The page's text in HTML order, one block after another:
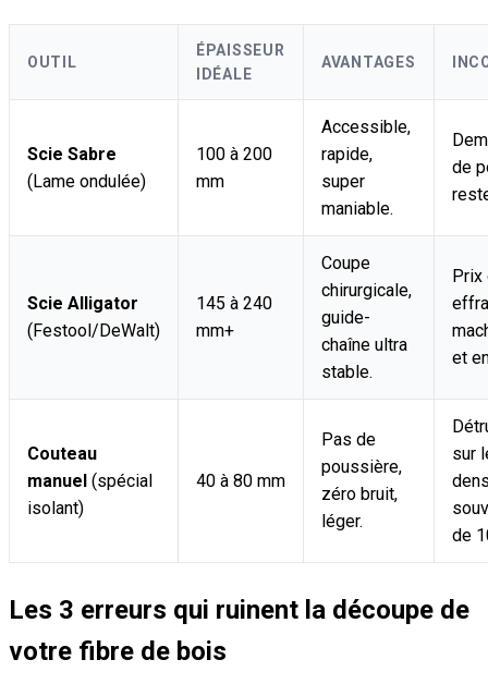
OUTIL
ÉPAISSEUR
IDÉALE
AVANTAGES
Scie Sabre
(Lame ondulée)
100 à 200
mm
Accessible,
rapide,
super
maniable.
de
Scie Alligator
(Festool/DeWalt)
145 à 240
mm+
Coupe
chirurgicale,
guide-
chaîne ultra
stable.
Prix
et
Couteau
manuel (spécial
isolant)
40 à 80 mm
Pas de
poussière,
zéro bruit,
léger.
sur
de
Les 3 erreurs qui ruinent la découpe de
votre fibre de bois